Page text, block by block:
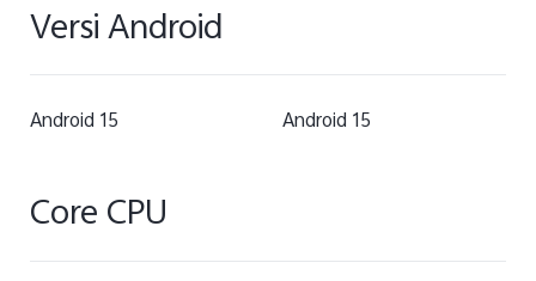
Versi Android
Android 15 Android 15
Core CPU